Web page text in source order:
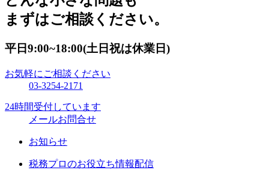
まずはご相談ください。
平日9:00~18:00(土日祝は休業日)
お気軽にご相談ください
03-3254-2171
24時間受付しています
メールお問合せ
お知らせ
税務プロのお役立ち情報配信